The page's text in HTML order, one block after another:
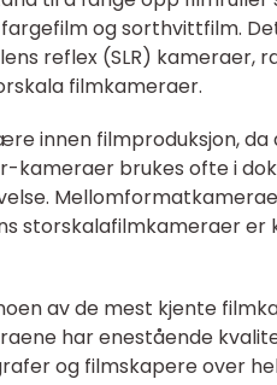
og sorthvittfilm.
reflex (SLR) kameraer,
filmkameraer.
innen filmproduksjon, da
kameraer brukes ofte i
storskalafilmkameraer er
av de mest kjente
har enestående
og filmskapere over